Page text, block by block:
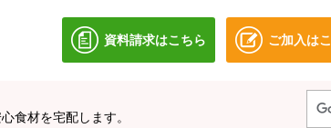
ドウで開きます。
資料請求はこちら
別のウィンドウで開きます。
ご加入は
別の
食材を宅配します。